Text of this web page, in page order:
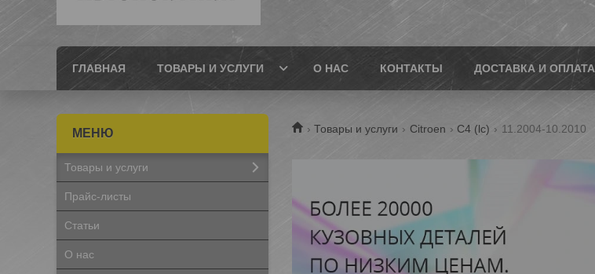
ГЛАВНАЯ ТОВАРЫ И УСЛУГИ О НАС КОНТАКТЫ ДОСТАВКА И ОПЛАТА
Товары и услуги Citroen C4 (lc) 11.2004-10.2010
Товары и услуги
Прайс-листы
Статьи
О нас